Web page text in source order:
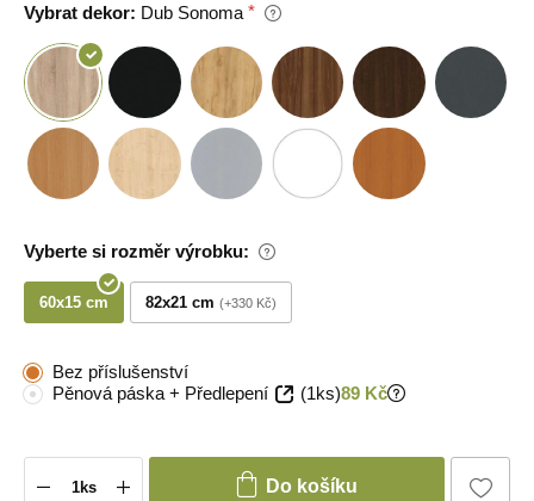
Vybrat dekor: Dub Sonoma
Vyberte si rozměr výrobku:
60x15 cm 82x21 cm +330 Kč
Bez příslušenství
Pěnová páska + Předlepení
(1ks)89 Kč
Do košíku